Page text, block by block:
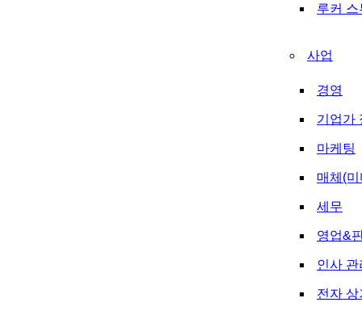
루커
사업
경영
기업가
마케팅
매체(
세무
영업&
인사 관
전자 상